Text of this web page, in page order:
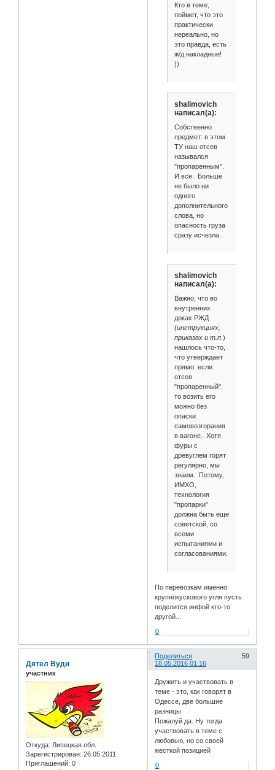
Кто в теме,
поймет, что это
практически
нереально, но
это правда, есть
ж/д накладные!
))
shalimovich
написал(а):
Собственно
предмет: в этом
ТУ наш отсев
назывался
"пропаренным".
И все. Больше
не было ни
одного
дополнительного
слова, но
опасность груза
сразу исчезла.
shalimovich
написал(а):
Важно, что во
внутренних
доках РЖД
(инструкциях,
приказах и т.п. )
нашлось что-то,
что утверждает
прямо: если
отсев
"пропаренный",
то возить его
можно без
опаски
самовозгорания
в вагоне. Хотя
фуры с
древуглем горят
регулярно, мы
знаем. Потому,
ИМХО,
технология
"пропарки"
должна быть еще
советской, со
всеми
испытаниями и
согласованиями.
По перевозкам именно
крупнокускового угля пусть
поделится инфой кто-то
другой...
0
Поделиться
59
18.05.2016 01:16
Дятел Вуди
участник
Откуда: Липецкая обл.
Зарегистрирован: 26.05.2011
Приглашений: 0
Дружить и участвовать в
теме - это, как говорят в
Одессе, две большие
разницы
Пожалуй да. Ну тогда
участвовать в теме с
любовью, но со своей
жесткой позицией
0